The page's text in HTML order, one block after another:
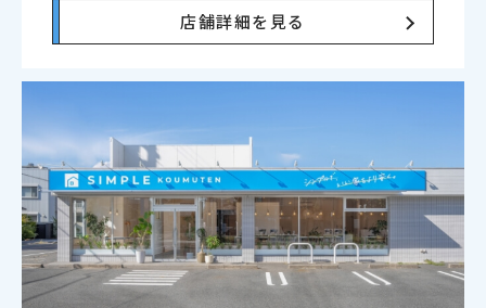
店舗詳細を見る